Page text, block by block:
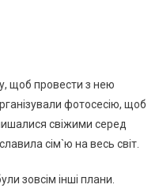
щоб провести з нею
фотосесію, щоб
свіжими серед
сім`ю на весь світ.
зовсім інші плани.